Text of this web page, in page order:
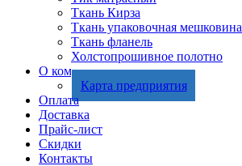
Ткань Кирза
Ткань упаковочная мешковина
Ткань фланель
Холстопрошивное полотно
О компании
Карта предприятия
Оплата
Доставка
Прайс-лист
Скидки
Контакты